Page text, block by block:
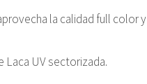
la calidad full color y
Laca UV sectorizada.